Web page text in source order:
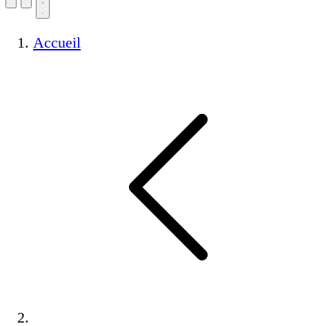
Accueil